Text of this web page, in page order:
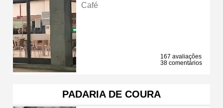
Café
167 avaliações
38 comentários
PADARIA DE COURA